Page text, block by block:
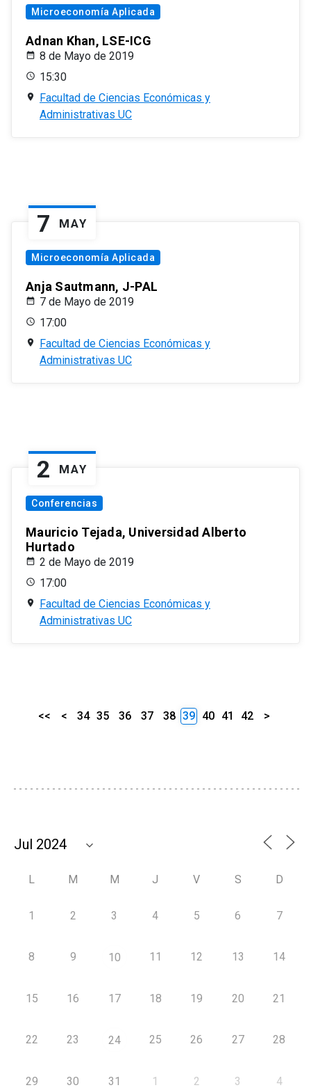
Microeconomía Aplicada
Adnan Khan, LSE-ICG
8 de Mayo de 2019
15:30
Facultad de Ciencias Económicas y
Administrativas UC
7 MAY
Microeconomía Aplicada
Anja Sautmann, J-PAL
7 de Mayo de 2019
17:00
Facultad de Ciencias Económicas y
Administrativas UC
2 MAY
Conferencias
Mauricio Tejada, Universidad Alberto
Hurtado
2 de Mayo de 2019
17:00
Facultad de Ciencias Económicas y
Administrativas UC
<< < 34 35 36 37 38 39 40 41 42 >
L M M J V S D
1 2 3 4 5 6 7
8 9 10 11 12 13 14
15 16 17 18 19 20 21
22 23 24 25 26 27 28
29 30 31 1 2 3 4